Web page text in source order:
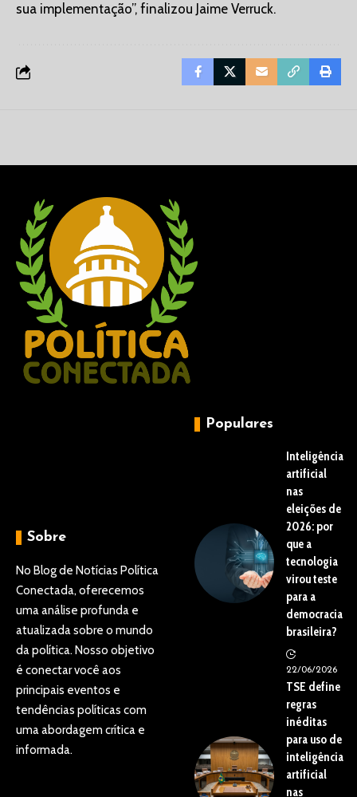
sua implementação”, finalizou Jaime Verruck.
Sobre
No Blog de Notícias Política
Conectada, oferecemos
uma análise profunda e
atualizada sobre o mundo
da política. Nosso objetivo
é conectar você aos
principais eventos e
tendências políticas com
uma abordagem crítica e
informada.
Populares
Inteligência
artificial
nas
eleições de
2026: por
que a
tecnologia
virou teste
para a
democracia
brasileira?
22/06/2026
TSE define
regras
inéditas
para uso de
inteligência
artificial
nas